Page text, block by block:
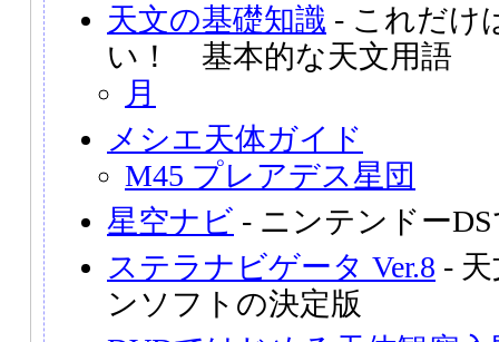
天文の基礎知識 - これだけ
い！ 基本的な天文用語
月
メシエ天体ガイド
M45 プレアデス星団
星空ナビ - ニンテンドー
ステラナビゲータ Ver.8 -
ンソフトの決定版